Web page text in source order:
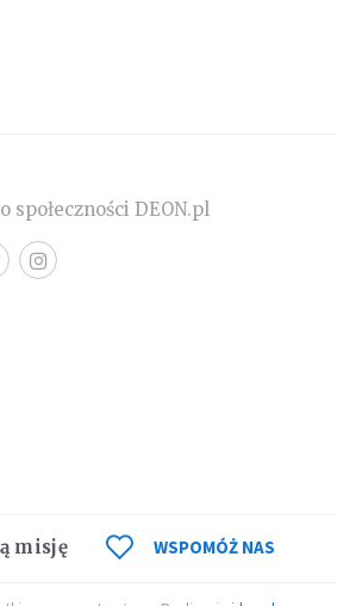
społeczności DEON.pl
misję WSPOMÓŻ NAS